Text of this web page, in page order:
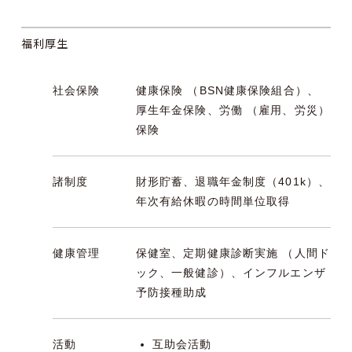
福利厚生
社会保険
健康保険 （BSN健康保険組合）、
厚生年金保険、労働 （雇用、労災）
保険
諸制度
財形貯蓄、退職年金制度（401k）、
年次有給休暇の時間単位取得
健康管理
保健室、定期健康診断実施 （人間ド
ック、一般健診）、インフルエンザ
予防接種助成
活動
互助会活動